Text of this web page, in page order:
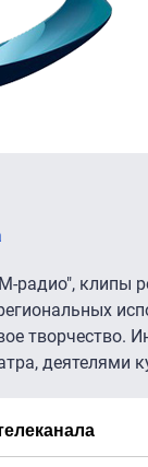
радио", клипы
творчество.
деятелями